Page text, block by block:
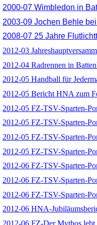
2000-07 Wimbledon in
2003-09 Jochen Behle
2008-07 25 Jahre
2012-03
2012-04 Radrennen in
2012-05 Handball für
2012-05 Bericht HNA zum
2012-05 FZ-TSV-Sparten-
2012-05 FZ-TSV-Sparten-
2012-05 FZ-TSV-Sparten-
2012-05 FZ-TSV-Sparten-
2012-06 FZ-TSV-Sparten-
2012-06 FZ-TSV-Sparten-
2012-06 FZ-TSV-Sparten-
2012-06 HNA-
2012-06 FZ-Der Mythos lebt